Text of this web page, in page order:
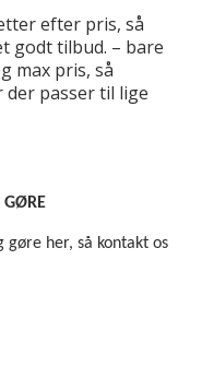
efter pris, så
godt tilbud. – bare
max pris, så
der passer til lige
GØRE
gøre her, så kontakt os